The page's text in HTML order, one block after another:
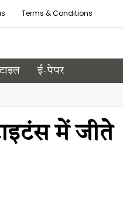
Terms & Conditions
ई-पेपर
में जीते